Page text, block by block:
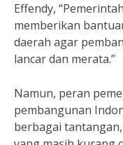
Effendy,
memberikan
daerah agar
lancar dan merata.”
Namun, peran
pembangunan
berbagai